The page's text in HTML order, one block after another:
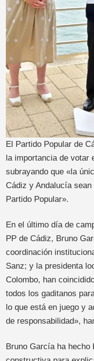
El Partido Popular de
la importancia de votar
subrayando que «la
Cádiz y Andalucía
Partido Popular».
En el último día de
PP de Cádiz, Bruno
coordinación
Sanz; y la presidenta
Colombo, han
todos los gaditanos
lo que está en juego y
de responsabilidad»,
Bruno García ha hecho